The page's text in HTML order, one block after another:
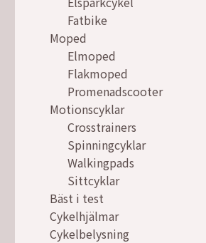
Fatbike
Moped
Elmoped
Flakmoped
Promenadscooter
Motionscyklar
Crosstrainers
Spinningcyklar
Walkingpads
Sittcyklar
Bäst i test
Cykelhjälmar
Cykelbelysning